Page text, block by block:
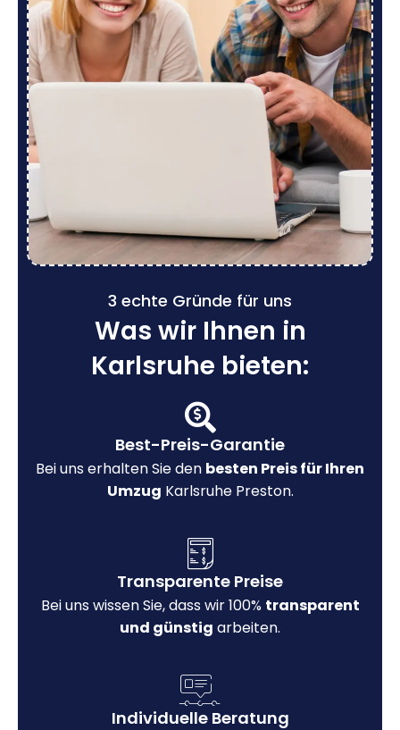
3 echte Gründe für uns
Was wir Ihnen in
Karlsruhe bieten:
Best-Preis-Garantie
Bei uns erhalten Sie den besten Preis für Ihren
Umzug Karlsruhe Preston.
Transparente Preise
Bei uns wissen Sie, dass wir 100% transparent
und günstig arbeiten.
Individuelle Beratung